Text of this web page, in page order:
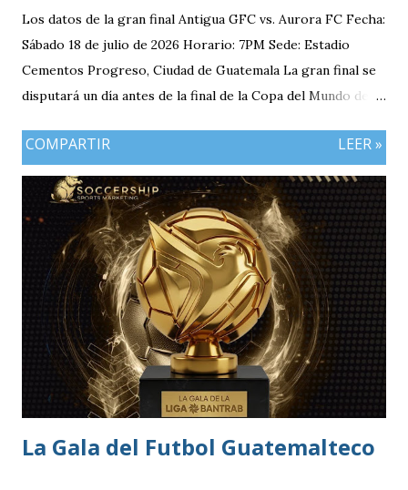
Los datos de la gran final Antigua GFC vs. Aurora FC Fecha:
Sábado 18 de julio de 2026 Horario: 7PM Sede: Estadio
Cementos Progreso, Ciudad de Guatemala La gran final se
disputará un día antes de la final de la Copa del Mundo de la
especialmente futbolera para los aficionados
equipo más regular del torneo tras g
COMPARTIR LEER »
La Gala del Futbol Guatemalteco